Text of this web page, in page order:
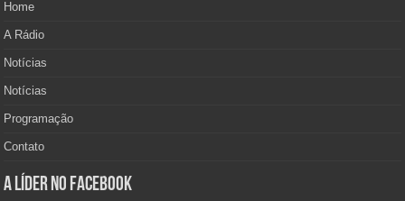
Home
A Rádio
Notícias
Notícias
Programação
Contato
A Líder no Facebook